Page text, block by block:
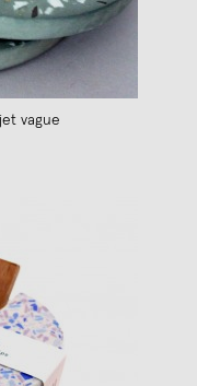
vague